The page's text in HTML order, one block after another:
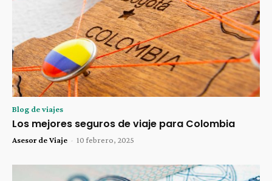
Blog de viajes
Los mejores seguros de viaje para Colombia
Asesor de Viaje - 10 febrero, 2025